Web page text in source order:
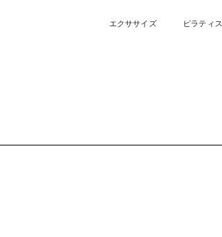
エクササイズ ピラティス